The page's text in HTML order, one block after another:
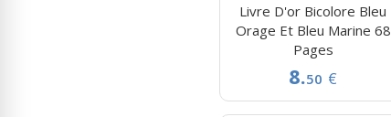
Livre D'or Bicolore Bleu
Orage Et Bleu Marine 68
Pages
8.50 €